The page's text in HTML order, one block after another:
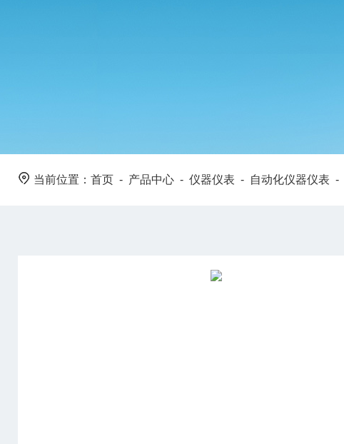
当前位置： 首页 - 产品中心 - 仪器仪表 - 自动化仪器仪表 -